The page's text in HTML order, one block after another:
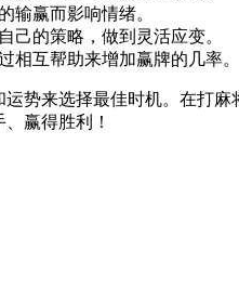
输赢而影响情绪。
己的策略，做到灵活应变。
相互帮助来增加赢牌的几率。
势来选择最佳时机。在打
赢得胜利！